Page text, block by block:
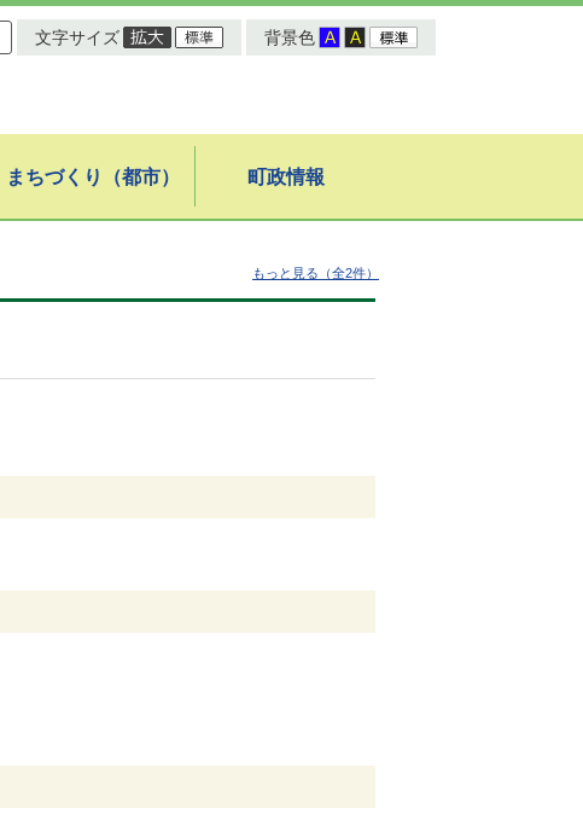
文字サイズ 背景色
まちづくり（都市） 町政情報
もっと見る（全2件）